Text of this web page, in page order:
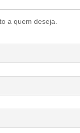
a quem deseja.